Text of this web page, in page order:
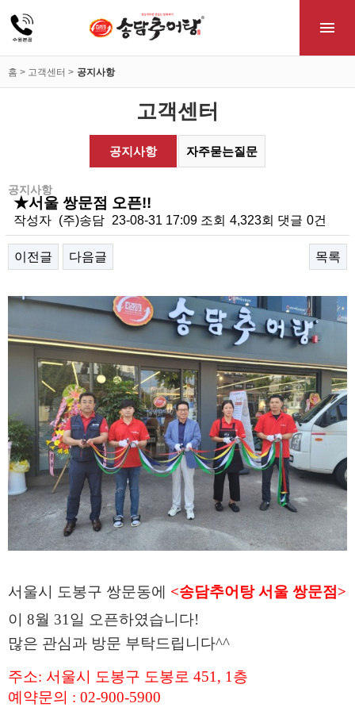
홈 > 고객센터 > 공지사항
고객센터
공지사항 자주묻는질문
공지사항
★서울 쌍문점 오픈!!
작성자 (주)송담 23-08-31 17:09 조회 4,323회 댓글 0건
이전글 다음글 목록
본문
서 울시 도봉구 쌍문동에 <송담추어탕 서울 쌍문점>
이 8월 31일 오픈하였습니다!
많은 관심과 방문 부탁드립니다^^
주소: 서울시 도봉구 도봉로 451, 1층
예약문의 : 02-900-5900